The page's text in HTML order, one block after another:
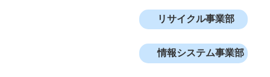
リサイクル事業部
情報システム事業部